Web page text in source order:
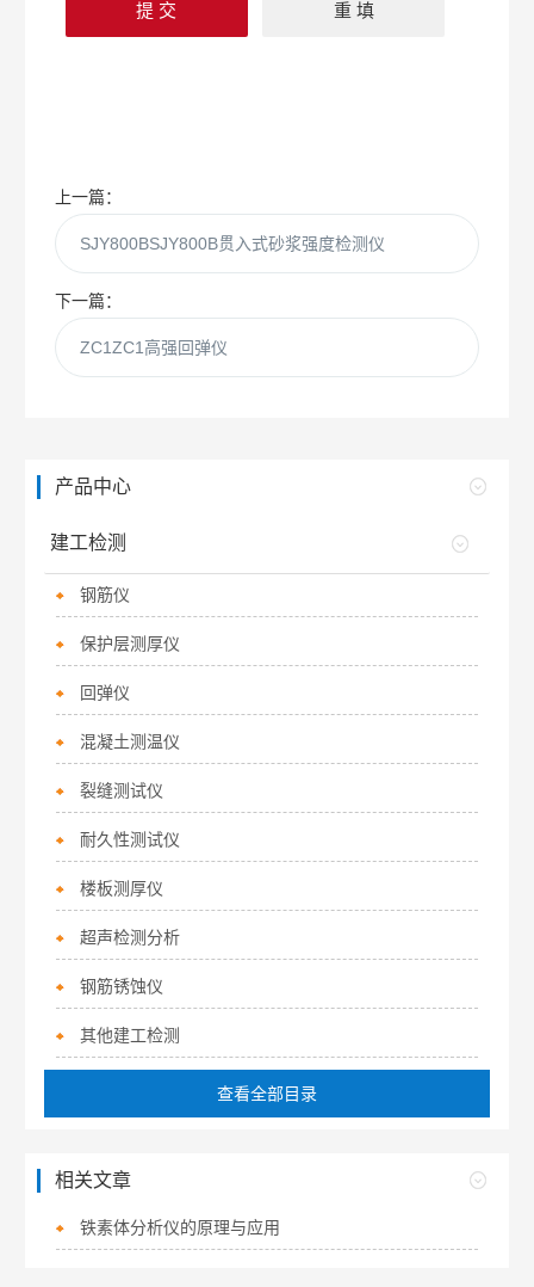
上一篇：
SJY800BSJY800B贯入式砂浆强度检测仪
下一篇：
ZC1ZC1高强回弹仪
产品中心
建工检测
钢筋仪
保护层测厚仪
回弹仪
混凝土测温仪
裂缝测试仪
耐久性测试仪
楼板测厚仪
超声检测分析
钢筋锈蚀仪
其他建工检测
查看全部目录
相关文章
铁素体分析仪的原理与应用